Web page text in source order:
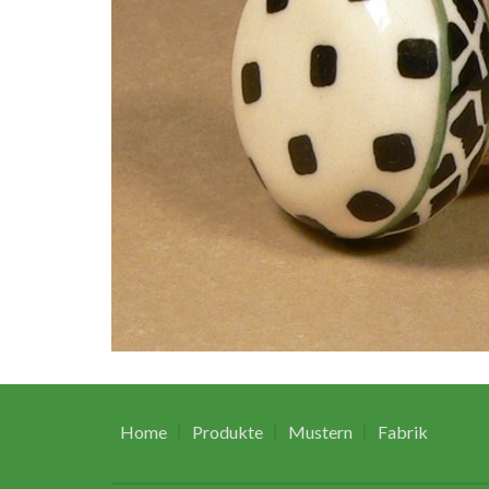
Home Produkte Mustern Fabrik